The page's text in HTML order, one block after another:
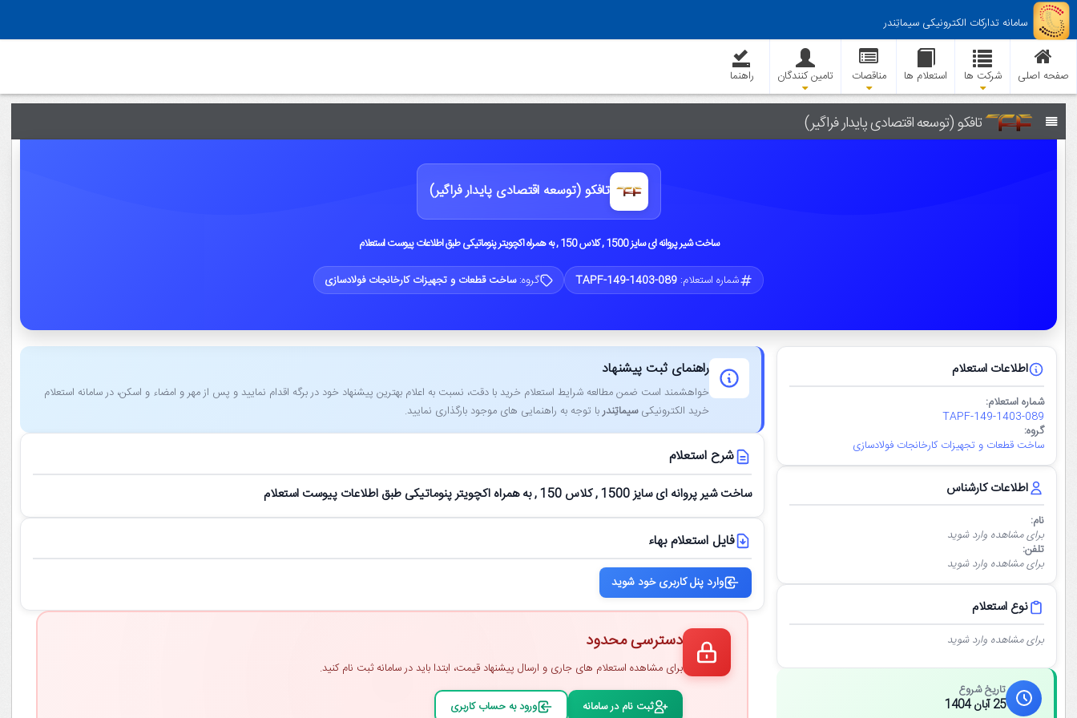
سامانه تدارکات الکترونیکی سیماتِندر
صفحه اصلی شرکت ها استعلام ها مناقصات تامین کنندگان راهنما
تافکو (توسعه اقتصادی پایدار فراگیر)
تافکو (توسعه اقتصادی پایدار فراگیر)
ساخت شیر پروانه ای سایز 1500 , کلاس 150 , به همراه اکچویتر پنوماتیکی طبق اطلاعات پیوست استعلام
شماره استعلام:TAPF-149-1403-089 گروه:ساخت قطعات و تجهیزات کارخانجات فولادسازی
اطلاعات استعلام
شماره استعلام:
TAPF-149-1403-089
گروه:
ساخت قطعات و تجهیزات کارخانجات فولادسازی
اطلاعات کارشناس
نام:
برای مشاهده وارد شوید
تلفن:
برای مشاهده وارد شوید
نوع استعلام
برای مشاهده وارد شوید
تاریخ شروع
25 آبان 1404
راهنمای ثبت پیشنهاد
خواهشمند است ضمن مطالعه شرایط استعلام خرید با دقت، نسبت به اعلام بهترین پیشنهاد خود در برگه اقدام نمایید و پس از مهر و امضاء و اسکن، در سامانه استعلام
خرید الکترونیکیسیماتِندربا توجه به راهنمایی ‌های موجود بارگذاری نمایید.
شرح استعلام
ساخت شیر پروانه ای سایز 1500 , کلاس 150 , به همراه اکچویتر پنوماتیکی طبق اطلاعات پیوست استعلام
فایل استعلام بهاء
وارد پنل کاربری خود شوید
دسترسی محدود
برای مشاهده استعلام ‌های جاری و ارسال پیشنهاد قیمت، ابتدا باید در سامانه ثبت ‌نام کنید.
ثبت ‌نام در سامانه ورود به حساب کاربری